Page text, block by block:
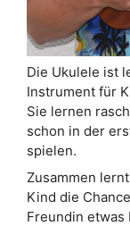
Die Ukulele ist
Instrument für
Sie lernen
schon in der
spielen.
Zusammen
Kind die
Freundin etwas